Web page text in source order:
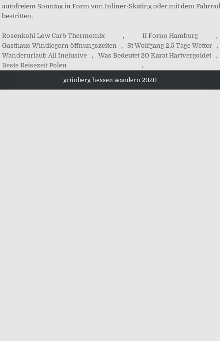
Rosenkohl Low Carb Thermomix , Il Forno Hamburg
,
Gasthaus Windlegern öffnungszeiten
, St Wolfgang 2,5 Tage Wetter
,
Wanderurlaub All Inclusive
, Was Bedeutet 20 Karat Hartvergoldet
,
Beste Reisezeit Polen
,
grünberg hessen wandern 2020